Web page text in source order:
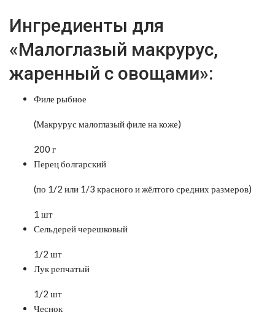
Ингредиенты для
«Малоглазый макрурус,
жаренный с овощами»:
Филе рыбное
(Макрурус малоглазый филе на коже)
200 г
Перец болгарский
(по 1/2 или 1/3 красного и жёлтого средних размеров)
1 шт
Сельдерей черешковый
1/2 шт
Лук репчатый
1/2 шт
Чеснок